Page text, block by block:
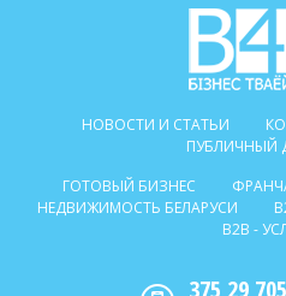
НОВОСТИ И СТАТЬИ
ПУБЛИЧНЫЙ
ГОТОВЫЙ БИЗНЕС
НЕДВИЖИМОСТЬ БЕЛАРУСИ
B2B -
375 29